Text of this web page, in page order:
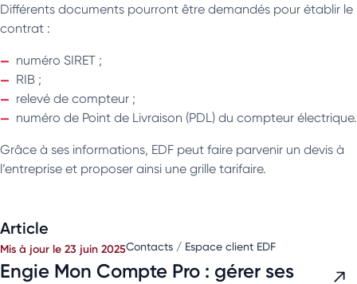
Différents documents pourront être demandés pour établir le
contrat :
numéro SIRET ;
RIB ;
relevé de compteur ;
numéro de Point de Livraison (PDL) du compteur électrique.
Grâce à ses informations, EDF peut faire parvenir un devis à
l’entreprise et proposer ainsi une grille tarifaire.
Article
Mis à jour le 23 juin 2025Contacts / Espace client EDF
Engie Mon Compte Pro : gérer ses